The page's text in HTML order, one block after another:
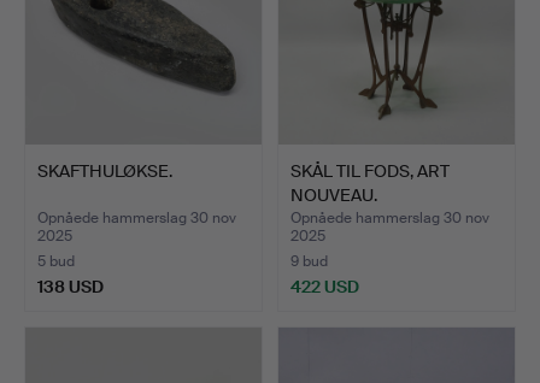
SKAFTHULØKSE.
Opnåede hammerslag 30 nov
2025
5 bud
138 USD
SKÅL TIL FODS, ART
NOUVEAU.
Opnåede hammerslag 30 nov
2025
9 bud
422 USD